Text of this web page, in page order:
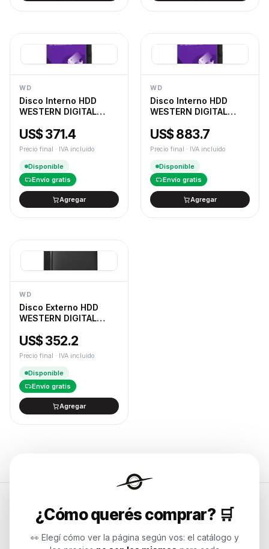
WD
Disco Interno HDD
WESTERN DIGITAL
3.0 5400rpm
US$ 371.4
Precio final · IVA incluido
Disponible
Envío gratis
Agregar
WD
Disco Interno HDD
WESTERN DIGITAL
SATA 3.0 512MB
US$ 883.7
Precio final · IVA incluido
Disponible
Envío gratis
Agregar
WD
Disco Externo HDD
WESTERN DIGITAL
Tipo A Negro
US$ 352.2
Precio final · IVA incluido
Disponible
Envío gratis
Agregar
¿Cómo querés comprar? 🛒
👀 Elegí cómo ver la página según vos: el catálogo y